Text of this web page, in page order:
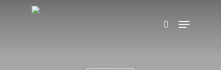
Zoekensearch
Menu